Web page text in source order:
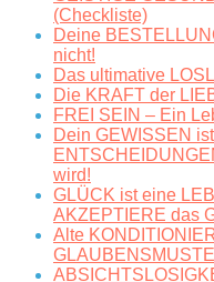
(Checkliste)
Deine
nicht!
Das ultimative
Die KRAFT der
FREI SEIN – Ein
Dein GEWISSEN
wird!
GLÜCK ist eine
AKZEPTIERE das
Alte